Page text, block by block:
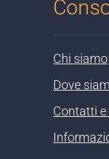
Chi siamo
Dove
Contatti e